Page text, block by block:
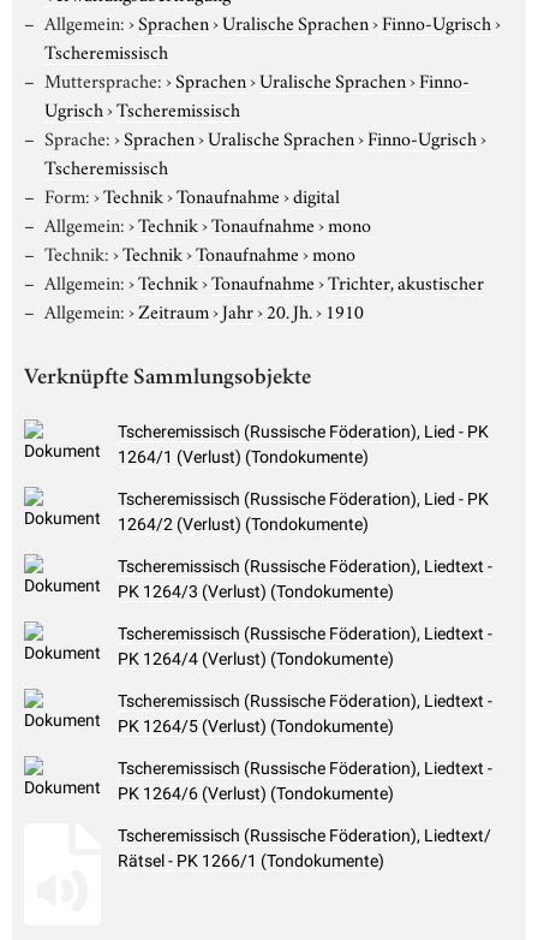
Allgemein:›Sprachen›Uralische Sprachen›Finno-Ugrisch›
Tscheremissisch
Muttersprache:›Sprachen›Uralische Sprachen›Finno-
Ugrisch›Tscheremissisch
Sprache:›Sprachen›Uralische Sprachen›Finno-Ugrisch›
Tscheremissisch
Form:›Technik›Tonaufnahme›digital
Allgemein:›Technik›Tonaufnahme›mono
Technik:›Technik›Tonaufnahme›mono
Allgemein:›Technik›Tonaufnahme›Trichter, akustischer
Allgemein:›Zeitraum›Jahr›20. Jh.› 1910
Verknüpfte Sammlungsobjekte
Tscheremissisch (Russische Föderation), Lied - PK
1264/1 (Verlust) (Tondokumente)
Tscheremissisch (Russische Föderation), Lied - PK
1264/2 (Verlust) (Tondokumente)
Tscheremissisch (Russische Föderation), Liedtext -
PK 1264/3 (Verlust) (Tondokumente)
Tscheremissisch (Russische Föderation), Liedtext -
PK 1264/4 (Verlust) (Tondokumente)
Tscheremissisch (Russische Föderation), Liedtext -
PK 1264/5 (Verlust) (Tondokumente)
Tscheremissisch (Russische Föderation), Liedtext -
PK 1264/6 (Verlust) (Tondokumente)
Tscheremissisch (Russische Föderation), Liedtext/
Rätsel - PK 1266/1 (Tondokumente)